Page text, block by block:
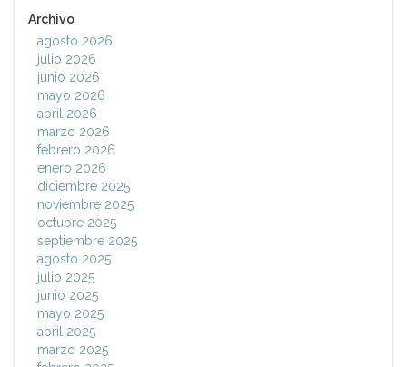
Archivo
agosto 2026
julio 2026
junio 2026
mayo 2026
abril 2026
marzo 2026
febrero 2026
enero 2026
diciembre 2025
noviembre 2025
octubre 2025
septiembre 2025
agosto 2025
julio 2025
junio 2025
mayo 2025
abril 2025
marzo 2025